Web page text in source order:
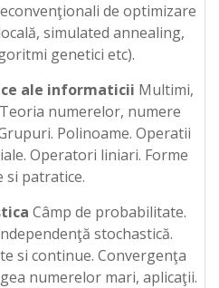
de optimizare
simulated annealing,
genetici etc).
ale informaticii Multimi,
numerelor, numere
Polinoame. Operatii
Operatori liniari. Forme
si patratice.
Câmp de probabilitate.
stochastică.
si continue. Convergenţa
numerelor mari, aplicaţii.